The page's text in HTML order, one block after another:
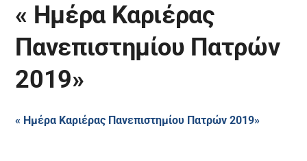
« Ημέρα Καριέρας
Πανεπιστημίου Πατρών
2019»
« Ημέρα Καριέρας Πανεπιστημίου Πατρών 2019»